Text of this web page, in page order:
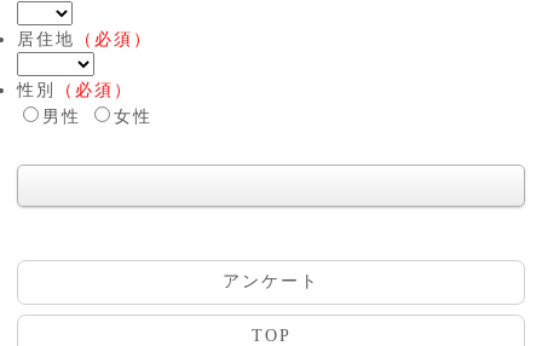
居住地 （必須）
性別
（必須）
男性
女性
アンケート
TOP